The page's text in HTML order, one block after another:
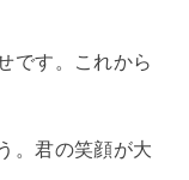
です。これから
。君の笑顔が大